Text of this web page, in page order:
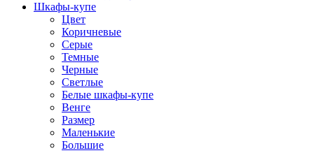
Шкафы-купе
Цвет
Коричневые
Серые
Темные
Черные
Светлые
Белые шкафы-купе
Венге
Размер
Маленькие
Большие